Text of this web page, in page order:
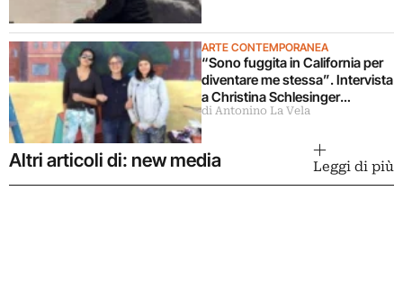
ARTE CONTEMPORANEA
“Sono fuggita in California per
diventare me stessa”. Intervista
a Christina Schlesinger
delle Guerrilla Girls
di Antonino La Vela
Altri articoli di: new media Leggi di più